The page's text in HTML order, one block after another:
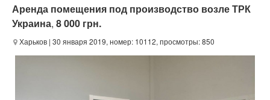
Аренда помещения под производство возле ТРК
Украина, 8 000 грн.
Харьков | 30 января 2019, номер: 10112, просмотры: 850